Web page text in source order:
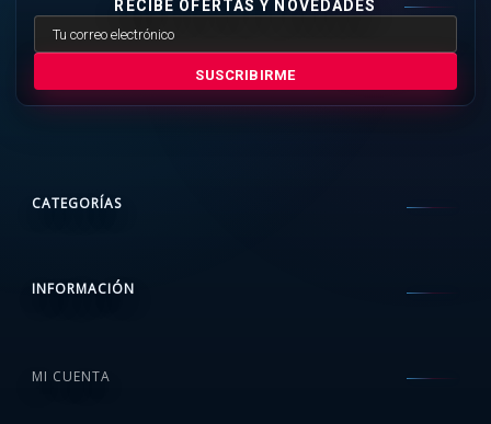
RECIBE OFERTAS Y NOVEDADES
SUSCRIBIRME
CATEGORÍAS
INFORMACIÓN
MI CUENTA